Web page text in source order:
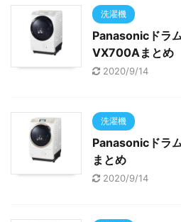
洗濯機
Panasonicドラ
VX700Aまとめ
2020/9/14
洗濯機
Panasonicドラ
まとめ
2020/9/14